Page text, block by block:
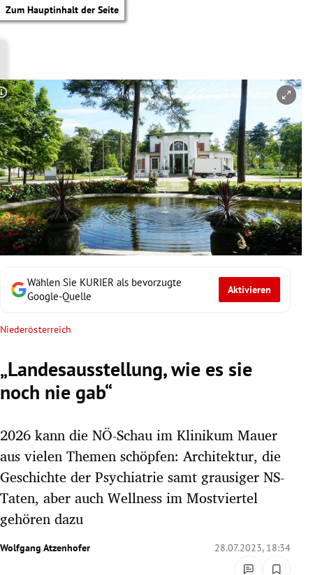
Zum Hauptinhalt der Seite
Untermenü
Untermenü
Untermenü
Untermenü
Untermenü
Untermenü
Untermenü
Untermenü
Wählen Sie KURIER als bevorzugte
Google-Quelle
Aktivieren
Niederösterreich
„Landesausstellung, wie es sie
noch nie gab“
2026 kann die NÖ-Schau im Klinikum Mauer
aus vielen Themen schöpfen: Architektur, die
Geschichte der Psychiatrie samt grausiger NS-
Taten, aber auch Wellness im Mostviertel
gehören dazu
Wolfgang Atzenhofer 28.07.2023, 18:34
Copyright-Hinweis öffnen/schließen